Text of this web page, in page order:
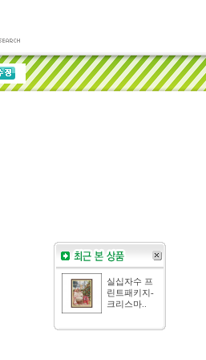
실십자수 프
린트패키지-
크리스마..